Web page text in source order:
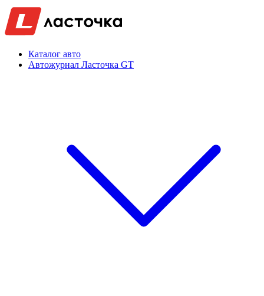
Каталог авто
Автожурнал Ласточка GT